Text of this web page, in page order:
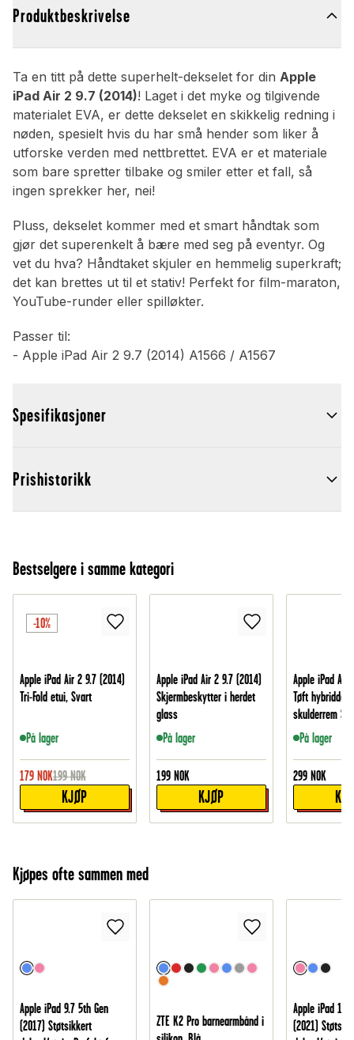
Produktbeskrivelse
Ta en titt på dette superhelt-dekselet for din Apple
iPad Air 2 9.7 (2014)! Laget i det myke og tilgivende
materialet EVA, er dette dekselet en skikkelig redning i
nøden, spesielt hvis du har små hender som liker å
utforske verden med nettbrettet. EVA er et materiale
som bare spretter tilbake og smiler etter et fall, så
ingen sprekker her, nei!
Pluss, dekselet kommer med et smart håndtak som
gjør det superenkelt å bære med seg på eventyr. Og
vet du hva? Håndtaket skjuler en hemmelig superkraft;
det kan brettes ut til et stativ! Perfekt for film-maraton,
YouTube-runder eller spilløkter.
Passer til:
- Apple iPad Air 2 9.7 (2014) A1566 / A1567
Spesifikasjoner
Prishistorikk
Bestselgere i samme kategori
-10%
Apple iPad Air 2 9.7 (2014)
Tri-Fold etui, Svart
På lager
179 NOK199 NOK
KJØP
Apple iPad Air 2 9.7 (2014)
Skjermbeskytter i herdet
glass
På lager
199 NOK
KJØP
Apple iPad Air
Tøft
skulderrem
På lager
299 NOK
Kjøpes ofte sammen med
Apple iPad 9.7 5th Gen
(2017) Støtsikkert
ZTE K2 Pro barnearmbånd i
Apple iPad
(2021)